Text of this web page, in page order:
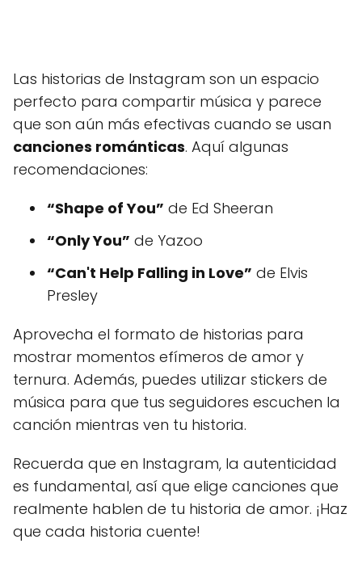
Las historias de Instagram son un espacio
perfecto para compartir música y parece
que son aún más efectivas cuando se usan
canciones románticas. Aquí algunas
recomendaciones:
“Shape of You” de Ed Sheeran
“Only You” de Yazoo
“Can't Help Falling in Love” de Elvis
Presley
Aprovecha el formato de historias para
mostrar momentos efímeros de amor y
ternura. Además, puedes utilizar stickers de
música para que tus seguidores escuchen la
canción mientras ven tu historia.
Recuerda que en Instagram, la autenticidad
es fundamental, así que elige canciones que
realmente hablen de tu historia de amor. ¡Haz
que cada historia cuente!